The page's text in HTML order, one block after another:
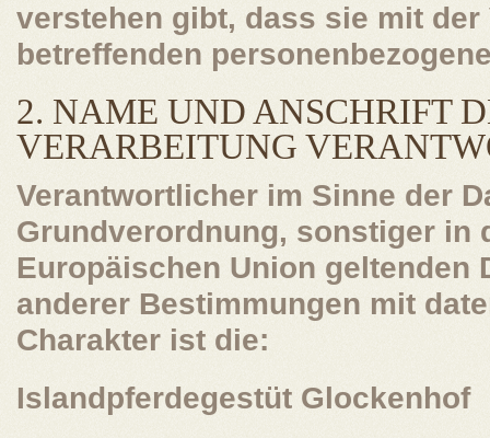
verstehen gibt, dass sie mit
betreffenden
2. NAME UND ANSCHRIFT
VERARBEITUNG
Verantwortlicher im Sinne der
Grundverordnung, sonstiger in
Europäischen Union geltenden
anderer Bestimmungen mit
Charakter ist die:
Islandpferdegestüt Glockenhof